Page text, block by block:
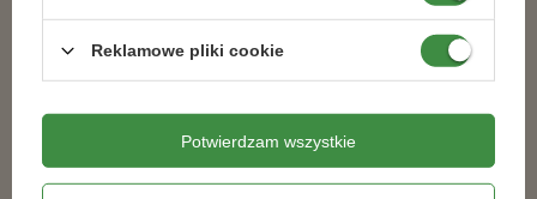
Płynny nawóz ekologiczny do
winorośli 1 l Target
Nawóz do iglaków z
mikroelementami 8 kg
Reklamowe pliki cookie
Potwierdzam wszystkie